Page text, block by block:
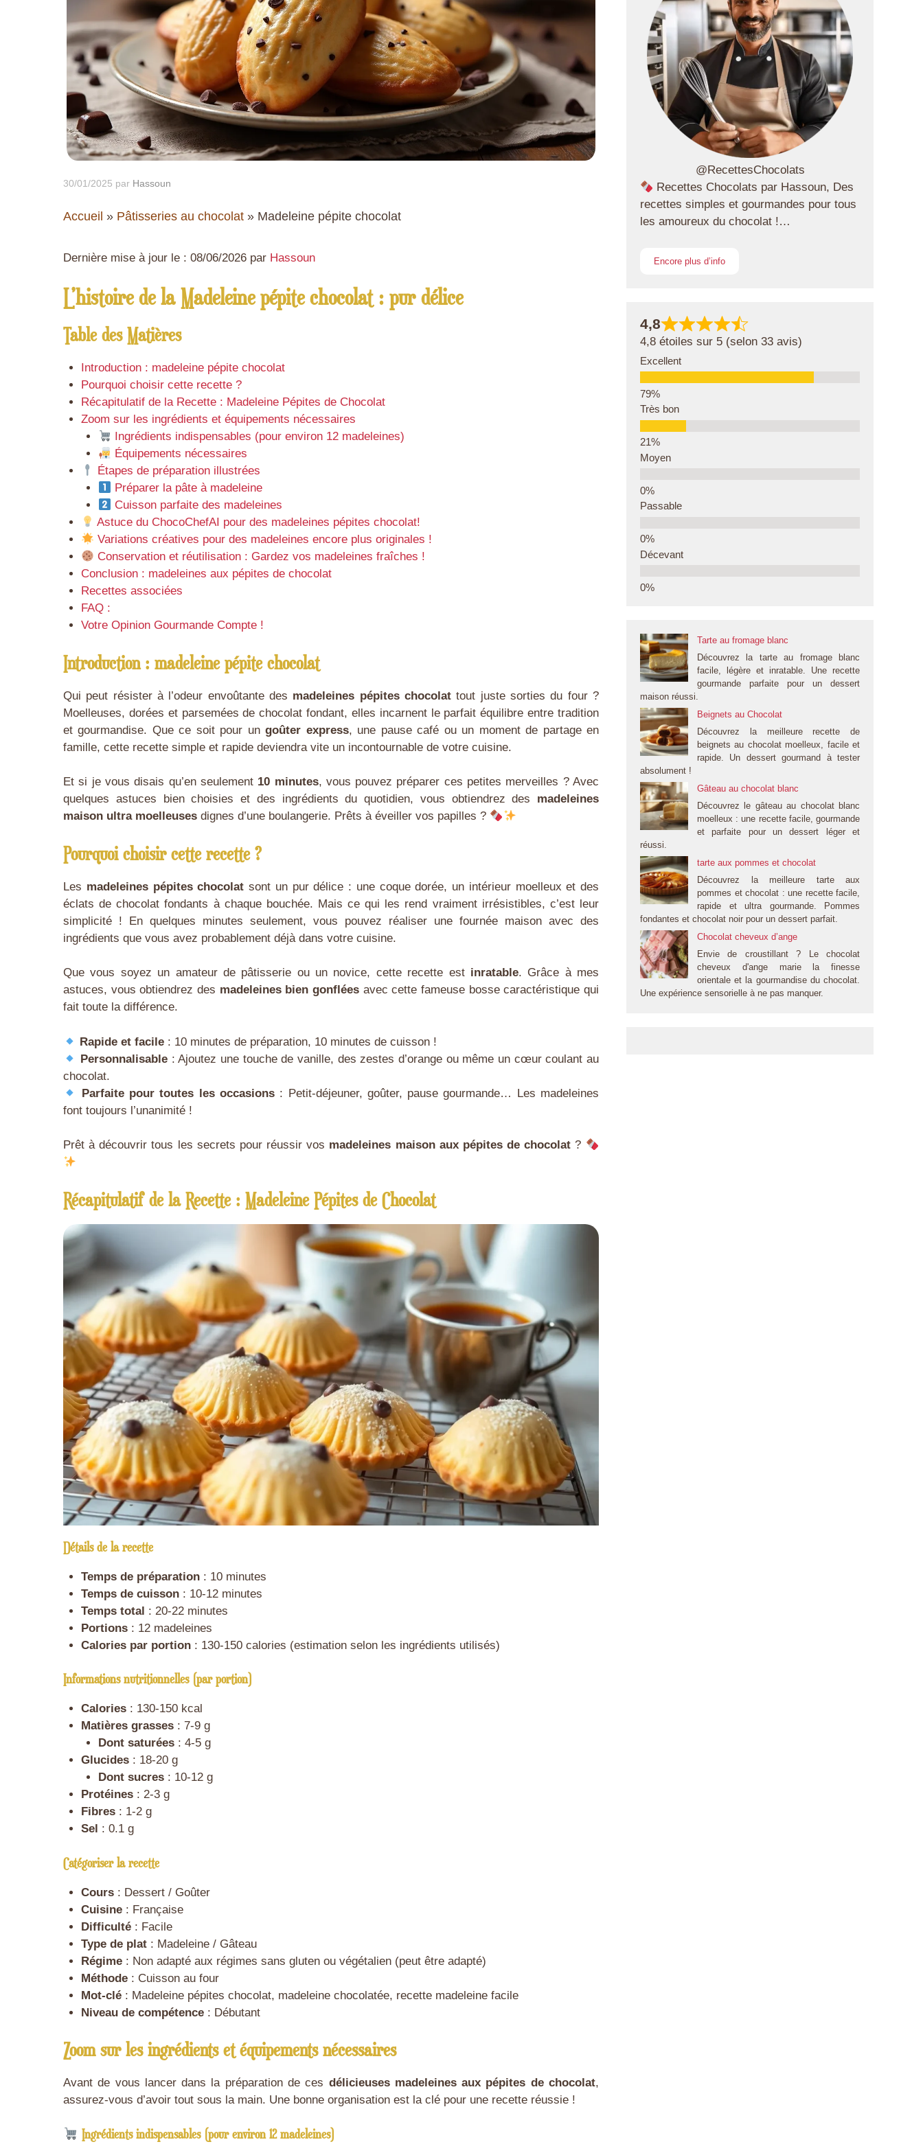
30/01/2025 par Hassoun
Accueil » Pâtisseries au chocolat » Madeleine pépite chocolat
Dernière mise à jour le : 08/06/2026 par Hassoun
L’histoire de la Madeleine pépite chocolat : pur délice
Table des Matières
Introduction : madeleine pépite chocolat
Pourquoi choisir cette recette ?
Récapitulatif de la Recette : Madeleine Pépites de Chocolat
Zoom sur les ingrédients et équipements nécessaires
Ingrédients indispensables (pour environ 12 madeleines)
Équipements nécessaires
Étapes de préparation illustrées
Préparer la pâte à madeleine
Cuisson parfaite des madeleines
Astuce du ChocoChefAI pour des madeleines pépites chocolat!
Variations créatives pour des madeleines encore plus originales !
Conservation et réutilisation : Gardez vos madeleines fraîches !
Conclusion : madeleines aux pépites de chocolat
Recettes associées
FAQ :
Votre Opinion Gourmande Compte !
Introduction : madeleine pépite chocolat
Qui peut résister à l’odeur envoûtante des madeleines pépites chocolat tout juste sorties du four ?
Moelleuses, dorées et parsemées de chocolat fondant, elles incarnent le parfait équilibre entre tradition
et gourmandise. Que ce soit pour ungoûter express, une pause café ou un moment de partage en
famille, cette recette simple et rapide deviendra vite un incontournable de votre cuisine.
Et si je vous disais qu’en seulement 10 minutes, vous pouvez préparer ces petites merveilles ? Avec
quelques astuces bien choisies et des ingrédients du quotidien, vous obtiendrez des madeleines
maison ultra moelleuses dignes d’une boulangerie. Prêts à éveiller vos papilles ?
Pourquoi choisir cette recette ?
Les madeleines pépites chocolat sont un pur délice : une coque dorée, un intérieur moelleux et des
éclats de chocolat fondants à chaque bouchée. Mais ce qui les rend vraiment irrésistibles, c’est leur
simplicité ! En quelques minutes seulement, vous pouvez réaliser une fournée maison avec des
ingrédients que vous avez probablement déjà dans votre cuisine.
Que vous soyez un amateur de pâtisserie ou un novice, cette recette est inratable. Grâce à mes
astuces, vous obtiendrez des madeleines bien gonflées avec cette fameuse bosse caractéristique qui
fait toute la différence.
Rapide et facile : 10 minutes de préparation, 10 minutes de cuisson !
Personnalisable : Ajoutez une touche de vanille, des zestes d’orange ou même un cœur coulant au
chocolat.
Parfaite pour toutes les occasions: Petit-déjeuner, goûter, pause gourmande… Les madeleines
font toujours l’unanimité !
Prêt à découvrir tous les secrets pour réussir vos madeleines maison aux pépites de chocolat ?
Récapitulatif de la Recette : Madeleine Pépites de Chocolat
Détails de la recette
Temps de préparation: 10 minutes
Temps de cuisson: 10-12 minutes
Temps total : 20-22 minutes
Portions: 12 madeleines
Calories par portion: 130-150 calories (estimation selon les ingrédients utilisés)
Informations nutritionnelles (par portion)
Calories: 130-150 kcal
Matières grasses: 7-9 g
Dont saturées : 4-5 g
Glucides: 18-20 g
Dont sucres : 10-12 g
Protéines: 2-3 g
Fibres: 1-2 g
Sel : 0.1 g
Catégoriser la recette
Cours: Dessert / Goûter
Cuisine: Française
Difficulté: Facile
Type de plat: Madeleine / Gâteau
Régime: Non adapté aux régimes sans gluten ou végétalien (peut être adapté)
Méthode: Cuisson au four
Mot-clé: Madeleine pépites chocolat, madeleine chocolatée, recette madeleine facile
Niveau de compétence: Débutant
Zoom sur les ingrédients et équipements nécessaires
Avant de vous lancer dans la préparation de ces délicieuses madeleines aux pépites de chocolat,
assurez-vous d’avoir tout sous la main. Une bonne organisation est la clé pour une recette réussie !
Ingrédients indispensables (pour environ 12 madeleines)
@RecettesChocolats
Recettes Chocolats par Hassoun, Des
recettes simples et gourmandes pour tous
les amoureux du chocolat !…
Encore plus d’info
4,8
4,8 étoiles sur 5 (selon 33 avis)
Excellent
Très bon
Moyen
Passable
Décevant
Tarte au fromage blanc
Découvrez la tarte au fromage blanc
facile, légère et inratable. Une recette
gourmande parfaite pour un dessert
maison réussi.
Beignets au Chocolat
Découvrez la meilleure recette de
beignets au chocolat moelleux, facile et
rapide. Un dessert gourmand à tester
absolument !
Gâteau au chocolat blanc
Découvrez le gâteau au chocolat blanc
moelleux : une recette facile, gourmande
et parfaite pour un dessert léger et
réussi.
tarte aux pommes et chocolat
Découvrez la meilleure tarte aux
pommes et chocolat : une recette facile,
rapide et ultra gourmande. Pommes
fondantes et chocolat noir pour un dessert parfait.
Chocolat cheveux d’ange
Envie de croustillant ? Le chocolat
cheveux d'ange marie la finesse
orientale et la gourmandise du chocolat.
Une expérience sensorielle à ne pas manquer.